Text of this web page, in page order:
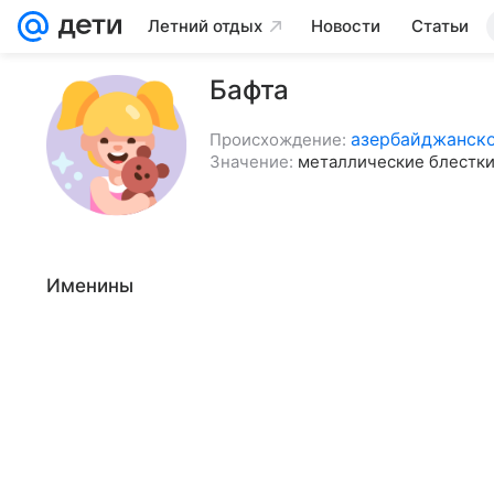
Летний отдых Новости Статьи
Бафта
Происхождение:
Значение: металлические блестки
Именины